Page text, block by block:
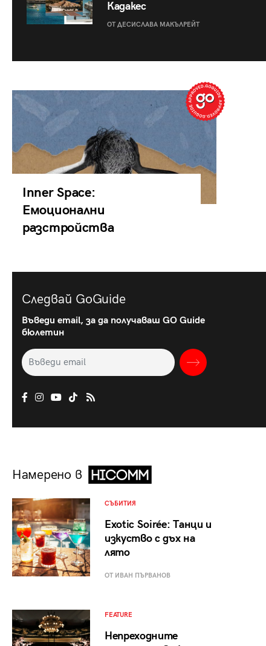
Кадакес
ОТ ДЕСИСЛАВА МАКЪЛРЕЙТ
Inner Space:
Емоционални
разстройства
Следвай GoGuide
Въведи email, за да получаваш GO Guide
бюлетин
Намерено в
СЪБИТИЯ
Exotic Soirée: Танци и
изкуство с дъх на
лято
ОТ ИВАН ПЪРВАНОВ
FEATURE
Непреходните